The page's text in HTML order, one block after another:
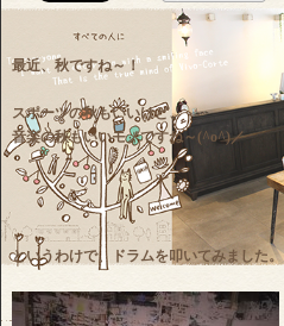
最近、秋ですね～！
スポーツの秋もいいけど、
音楽の秋もいいモノですね～(^o^)／
というわけで、ドラムを叩いてみました。